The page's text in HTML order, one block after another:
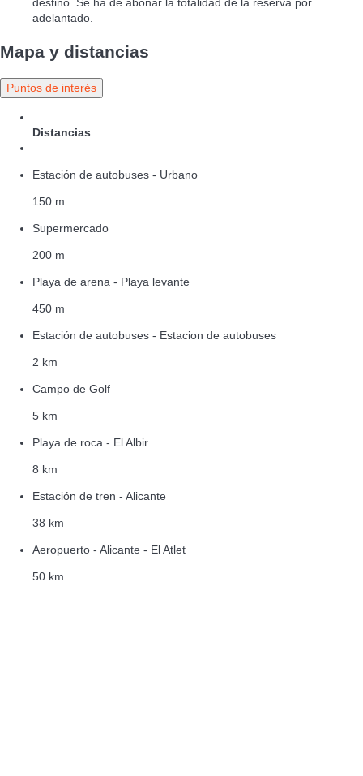
adelantado.
Mapa y distancias
Puntos de interés
Distancias
Estación de autobuses - Urbano
150 m
Supermercado
200 m
Playa de arena - Playa levante
450 m
Estación de autobuses - Estacion de autobuses
2 km
Campo de Golf
5 km
Playa de roca - El Albir
8 km
Estación de tren - Alicante
38 km
Aeropuerto - Alicante - El Atlet
50 km